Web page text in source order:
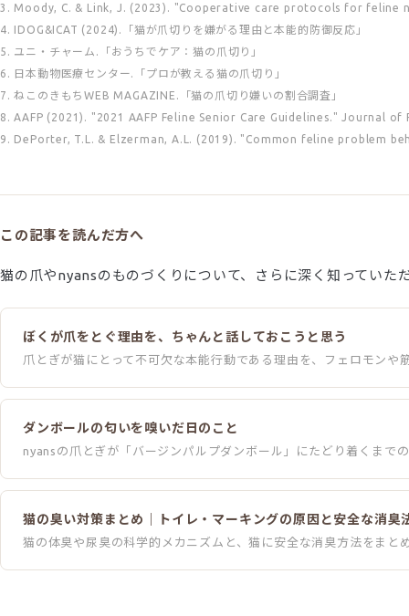
3. Moody, C. & Link, J. (2023). "Cooperative care protocols for feline
4. IDOG&ICAT (2024).「猫が爪切りを嫌がる理由と本能的防御反応」
5. ユニ・チャーム.「おうちでケア：猫の爪切り」
6. 日本動物医療センター.「プロが教える猫の爪切り」
7. ねこのきもちWEB MAGAZINE.「猫の爪切り嫌いの割合調査」
8. AAFP (2021). "2021 AAFP Feline Senior Care Guidelines." Journal
9. DePorter, T.L. & Elzerman, A.L. (2019). "Common feline problem
この記事を読んだ方へ
猫の爪やnyansのものづくりについて、さらに深く知っていた
ぼくが爪をとぐ理由を、ちゃんと話しておこうと思う
爪とぎが猫にとって不可欠な本能行動である理由を、フェロモンや
ダンボールの匂いを嗅いだ日のこと
nyansの爪とぎが「バージンパルプダンボール」にたどり着くまで
猫の臭い対策まとめ｜トイレ・マーキングの原因と安全な消臭
猫の体臭や尿臭の科学的メカニズムと、猫に安全な消臭方法をまと